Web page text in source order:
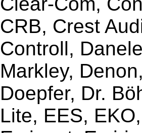
CRB, Crest
Controll,
Markley,
Doepfer, Dr.
Lite, EES,